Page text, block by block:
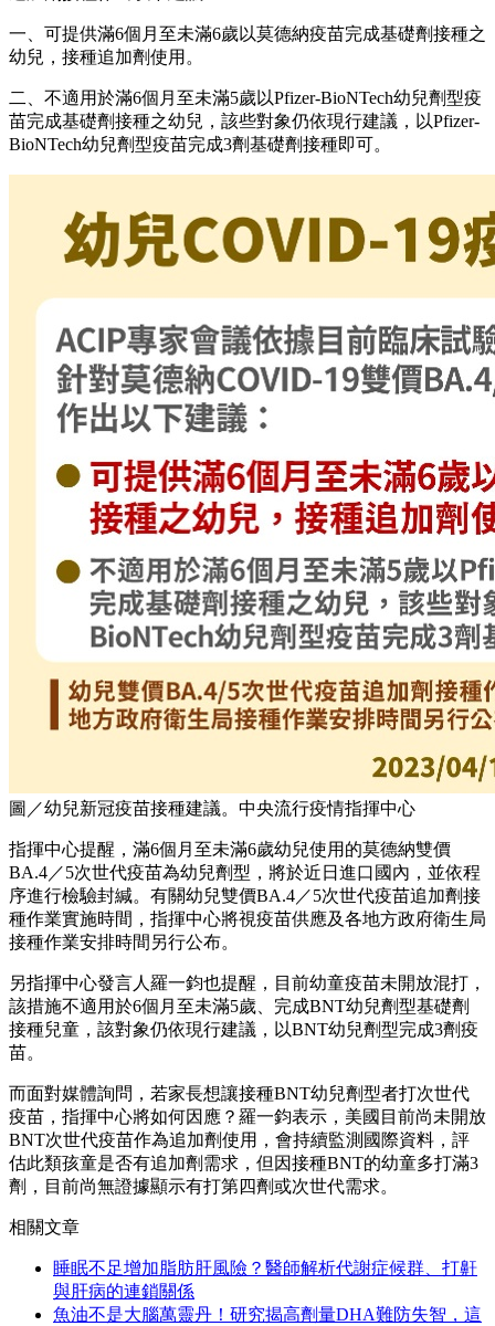
一、可提供滿6個月至未滿6歲以莫德納疫苗完成基礎劑接種之
幼兒，接種追加劑使用。
二、不適用於滿6個月至未滿5歲以Pfizer-BioNTech幼兒劑型疫
苗完成基礎劑接種之幼兒，該些對象仍依現行建議，以Pfizer-
BioNTech幼兒劑型疫苗完成3劑基礎劑接種即可。
圖／幼兒新冠疫苗接種建議。中央流行疫情指揮中心
指揮中心提醒，滿6個月至未滿6歲幼兒使用的莫德納雙價
BA.4／5次世代疫苗為幼兒劑型，將於近日進口國內，並依程
序進行檢驗封緘。有關幼兒雙價BA.4／5次世代疫苗追加劑接
種作業實施時間，指揮中心將視疫苗供應及各地方政府衛生局
接種作業安排時間另行公布。
另指揮中心發言人羅一鈞也提醒，目前幼童疫苗未開放混打，
該措施不適用於6個月至未滿5歲、完成BNT幼兒劑型基礎劑
接種兒童，該對象仍依現行建議，以BNT幼兒劑型完成3劑疫
苗。
而面對媒體詢問，若家長想讓接種BNT幼兒劑型者打次世代
疫苗，指揮中心將如何因應？羅一鈞表示，美國目前尚未開放
BNT次世代疫苗作為追加劑使用，會持續監測國際資料，評
估此類孩童是否有追加劑需求，但因接種BNT的幼童多打滿3
劑，目前尚無證據顯示有打第四劑或次世代需求。
相關文章
睡眠不足增加脂肪肝風險？醫師解析代謝症候群、打鼾
與肝病的連鎖關係
魚油不是大腦萬靈丹！研究揭高劑量DHA難防失智，這